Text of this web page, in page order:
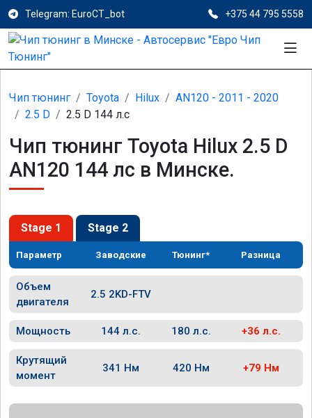
Telegram: EuroCT_bot +375 44 795 5558
Чип тюнинг Toyota Hilux
AN120 - 2011 - 2020
2.5 D
2.5 D 144 л.с
Чип тюнинг Toyota Hilux 2.5 D
AN120 144 лс в Минске.
Stage 1 Stage 2
Параметр Заводские Тюнинг* Разница
Объем
двигателя
2.5 2KD-FTV
Мощность 144 л.с. 180 л.с. +36 л.с.
Крутящий
момент
341 Нм 420 Нм +79 Нм